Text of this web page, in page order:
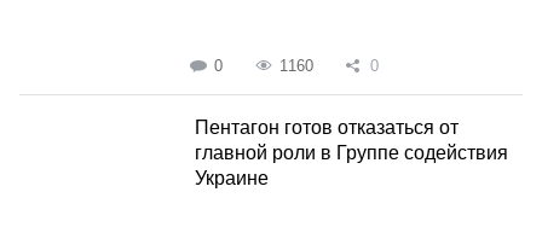
0 1160 0
Пентагон готов отказаться от
главной роли в Группе содействия
Украине